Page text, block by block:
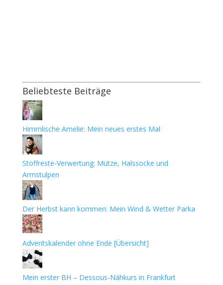
Beliebteste Beiträge
Himmlische Amelie: Mein neues erstes Mal
Stoffreste-Verwertung: Mütze, Halssocke und
Armstulpen
Der Herbst kann kommen: Mein Wind & Wetter Parka
Adventskalender ohne Ende [Übersicht]
Mein erster BH – Dessous-Nähkurs in Frankfurt